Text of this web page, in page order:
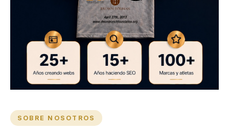
SOBRE NOSOTROS